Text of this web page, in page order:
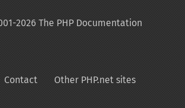
2026 The PHP Documentation
Contact Other PHP.net sites